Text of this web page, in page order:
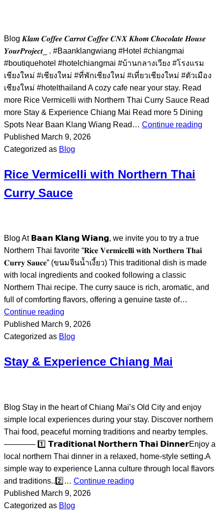
Blog 𝑲𝒍𝒂𝒎 𝑪𝒐𝒇𝒇𝒆𝒆 𝑪𝒂𝒓𝒓𝒐𝒕 𝑪𝒐𝒇𝒇𝒆𝒆 𝑪𝑵𝑿 𝑲𝒉𝒐𝒎 𝑪𝒉𝒐𝒄𝒐𝒍𝒂𝒕𝒆 𝑯𝒐𝒖𝒔𝒆
𝒀𝒐𝒖𝒓𝑷𝒓𝒐𝒋𝒆𝒄𝒕_ . #Baanklangwiang #Hotel #chiangmai
#boutiquehotel #hotelchiangmai #บ้านกลางเวียง #โรงแรม
เชียงใหม่ #เชียงใหม่ #ที่พักเชียงใหม่ #เที่ยวเชียงใหม่ #ตัวเมือง
เชียงใหม่ #hotelthailand A cozy cafe near your stay. Read
more Rice Vermicelli with Northern Thai Curry Sauce Read
more Stay & Experience Chiang Mai Read more 5 Dining
Spots Near Baan Klang Wiang Read… Continue reading
Published March 9, 2026
Categorized as Blog
Rice Vermicelli with Northern Thai
Curry Sauce
Blog At 𝗕𝗮𝗮𝗻 𝗞𝗹𝗮𝗻𝗴 𝗪𝗶𝗮𝗻𝗴, we invite you to try a true
Northern Thai favorite “𝐑𝐢𝐜𝐞 𝐕𝐞𝐫𝐦𝐢𝐜𝐞𝐥𝐥𝐢 𝐰𝐢𝐭𝐡 𝐍𝐨𝐫𝐭𝐡𝐞𝐫𝐧 𝐓𝐡𝐚𝐢
𝐂𝐮𝐫𝐫𝐲 𝐒𝐚𝐮𝐜𝐞” (ขนมจีนน้ำเงี้ยว) This traditional dish is made
with local ingredients and cooked following a classic
Northern Thai recipe. The curry sauce is rich, aromatic, and
full of comforting flavors, offering a genuine taste of…
Continue reading
Published March 9, 2026
Categorized as Blog
Stay & Experience Chiang Mai
Blog Stay in the heart of Chiang Mai’s Old City and enjoy
simple local experiences during your stay. Discover northern
Thai food, peaceful morning traditions and nearby temples.
———— 1️⃣ 𝗧𝗿𝗮𝗱𝗶𝘁𝗶𝗼𝗻𝗮𝗹 𝗡𝗼𝗿𝘁𝗵𝗲𝗿𝗻 𝗧𝗵𝗮𝗶 𝗗𝗶𝗻𝗻𝗲𝗿Enjoy a
local northern Thai dinner in a relaxed, home-style setting.A
simple way to experience Lanna culture through local flavors
and traditions..2️⃣… Continue reading
Published March 9, 2026
Categorized as Blog